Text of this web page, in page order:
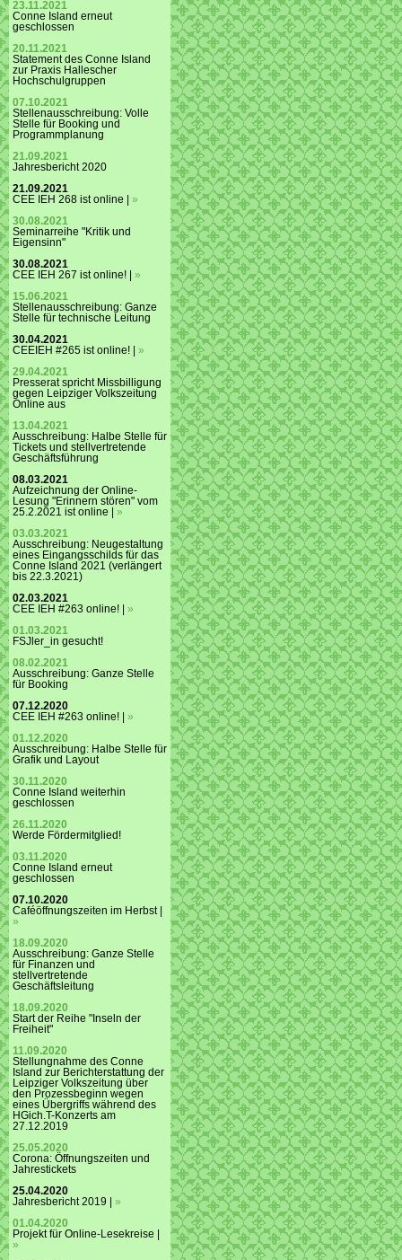
23.11.2021
Conne Island erneut
geschlossen
20.11.2021
Statement des Conne Island
zur Praxis Hallescher
Hochschulgruppen
07.10.2021
Stellenausschreibung: Volle
Stelle für Booking und
Programmplanung
21.09.2021
Jahresbericht 2020
21.09.2021
CEE IEH 268 ist online | »
30.08.2021
Seminarreihe "Kritik und
Eigensinn"
30.08.2021
CEE IEH 267 ist online! | »
15.06.2021
Stellenausschreibung: Ganze
Stelle für technische Leitung
30.04.2021
CEEIEH #265 ist online! | »
29.04.2021
Presserat spricht Missbilligung
gegen Leipziger Volkszeitung
Online aus
13.04.2021
Ausschreibung: Halbe Stelle für
Tickets und stellvertretende
Geschäftsführung
08.03.2021
Aufzeichnung der Online-
Lesung "Erinnern stören" vom
25.2.2021 ist online | »
03.03.2021
Ausschreibung: Neugestaltung
eines Eingangsschilds für das
Conne Island 2021 (verlängert
bis 22.3.2021)
02.03.2021
CEE IEH #263 online! | »
01.03.2021
FSJler_in gesucht!
08.02.2021
Ausschreibung: Ganze Stelle
für Booking
07.12.2020
CEE IEH #263 online! | »
01.12.2020
Ausschreibung: Halbe Stelle für
Grafik und Layout
30.11.2020
Conne Island weiterhin
geschlossen
26.11.2020
Werde Fördermitglied!
03.11.2020
Conne Island erneut
geschlossen
07.10.2020
Caféöffnungszeiten im Herbst |
»
18.09.2020
Ausschreibung: Ganze Stelle
für Finanzen und
stellvertretende
Geschäftsleitung
18.09.2020
Start der Reihe "Inseln der
Freiheit"
11.09.2020
Stellungnahme des Conne
Island zur Berichterstattung der
Leipziger Volkszeitung über
den Prozessbeginn wegen
eines Übergriffs während des
HGich.T-Konzerts am
27.12.2019
25.05.2020
Corona: Öffnungszeiten und
Jahrestickets
25.04.2020
Jahresbericht 2019 | »
01.04.2020
Projekt für Online-Lesekreise |
»